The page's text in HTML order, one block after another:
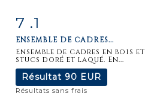
7 .1
ENSEMBLE DE CADRES...
Ensemble de cadres en bois et
stucs doré et laqué. En...
Résultat 90 EUR
Résultats sans frais